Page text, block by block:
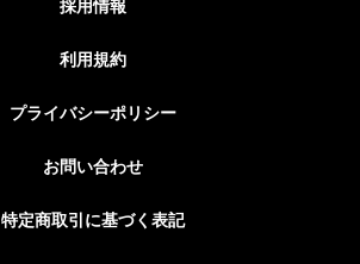
採用情報
利用規約
プライバシーポリシー
お問い合わせ
特定商取引に基づく表記